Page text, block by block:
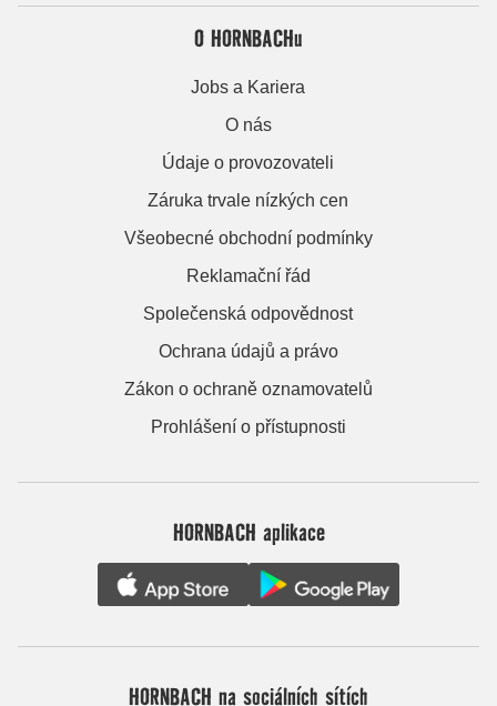
O HORNBACHu
Jobs a Kariera
O nás
Údaje o provozovateli
Záruka trvale nízkých cen
Všeobecné obchodní podmínky
Reklamační řád
Společenská odpovědnost
Ochrana údajů a právo
Zákon o ochraně oznamovatelů
Prohlášení o přístupnosti
HORNBACH aplikace
HORNBACH na sociálních sítích